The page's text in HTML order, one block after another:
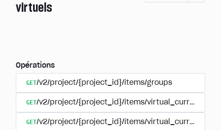
virtuels
Opérations
GET/v2/project/{project_id}/items/groups
GET/v2/project/{project_id}/items/virtual_currency
GET/v2/project/{project_id}/items/virtual_currency/